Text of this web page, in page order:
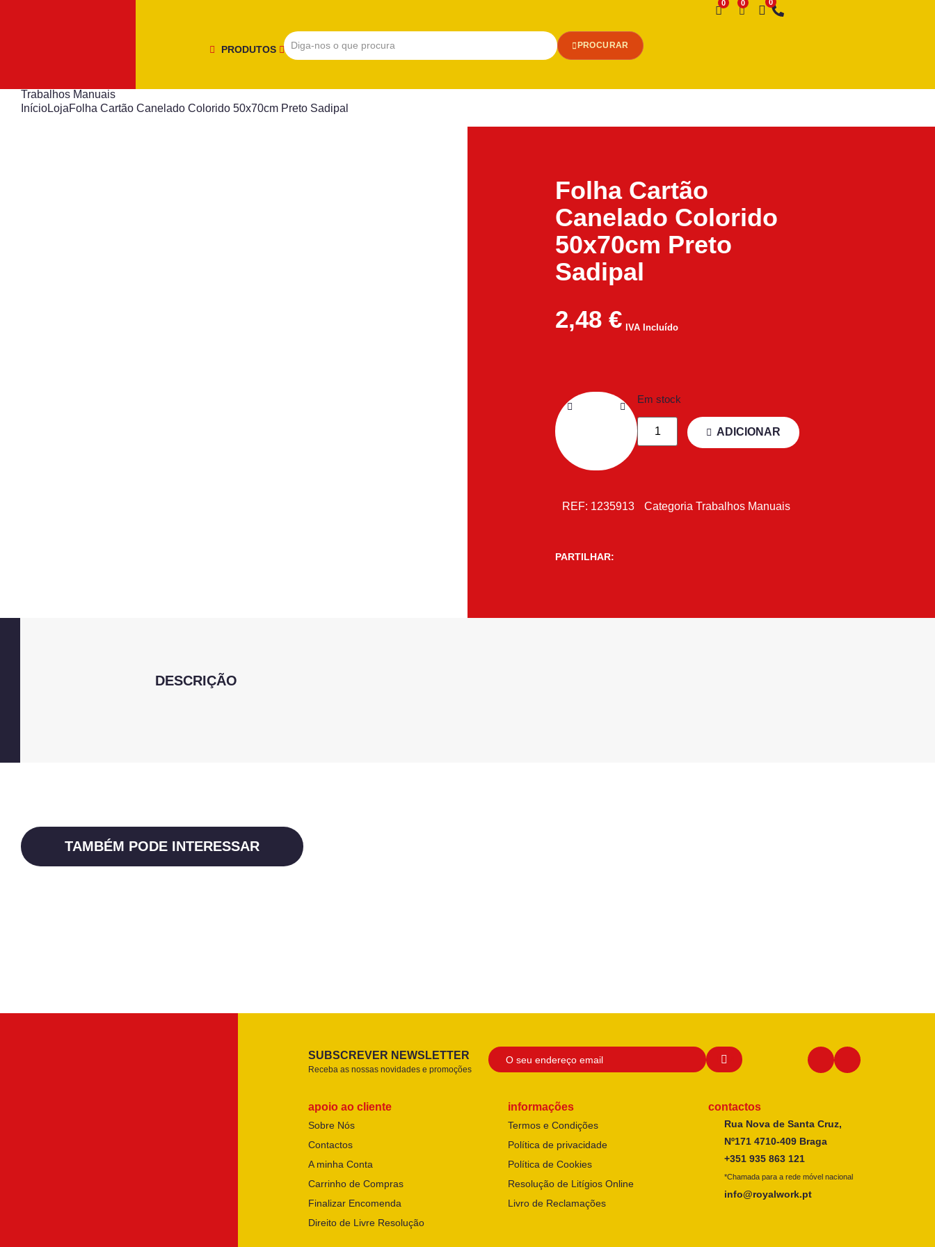
PRODUTOS PROCURAR
Desejo
Trabalhos Manuais
InícioLojaFolha Cartão Canelado Colorido 50x70cm Preto Sadipal
Folha Cartão
Canelado Colorido
50x70cm Preto
Sadipal
2,48 € IVA Incluído
Em stock
ADICIONAR
REF: 1235913 Categoria Trabalhos Manuais
PARTILHAR:
DESCRIÇÃO
TAMBÉM PODE INTERESSAR
SUBSCREVER NEWSLETTER
Receba as nossas novidades e promoções
apoio ao cliente
Sobre Nós
Contactos
A minha Conta
Carrinho de Compras
Finalizar Encomenda
Direito de Livre Resolução
informações
Termos e Condições
Política de privacidade
Política de Cookies
Resolução de Litígios Online
Livro de Reclamações
contactos
Rua Nova de Santa Cruz,
Nº171 4710-409 Braga
+351 935 863 121
*Chamada para a rede móvel nacional
info@royalwork.pt